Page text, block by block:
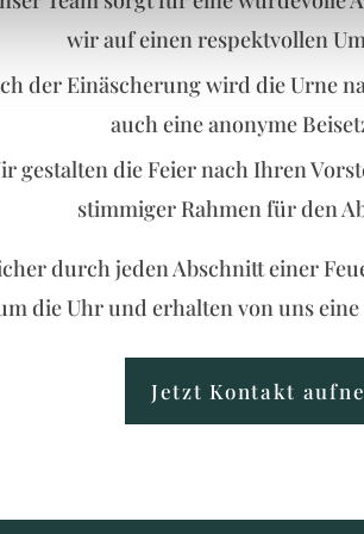
wir auf einen respektvollen
der Einäscherung wird die Urne
auch eine anonyme
gestalten die Feier nach Ihren
stimmiger Rahmen für den
durch jeden Abschnitt einer
die Uhr und erhalten von uns
Jetzt Kontakt